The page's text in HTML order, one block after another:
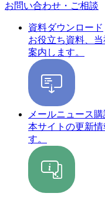
お問い合わせ・ご相談
資料ダウンロード
お役立ち資料、
案内します。
メールニュース
本サイトの更新
す。